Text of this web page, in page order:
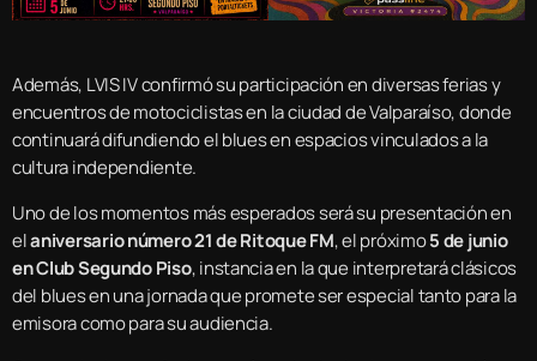
Además, LVIS IV confirmó su participación en diversas ferias y
encuentros de motociclistas en la ciudad de Valparaíso, donde
continuará difundiendo el blues en espacios vinculados a la
cultura independiente.
Uno de los momentos más esperados será su presentación en
elaniversario número 21 de Ritoque FM, el próximo5 de junio
en Club Segundo Piso, instancia en la que interpretará clásicos
del blues en una jornada que promete ser especial tanto para la
emisora como para su audiencia.